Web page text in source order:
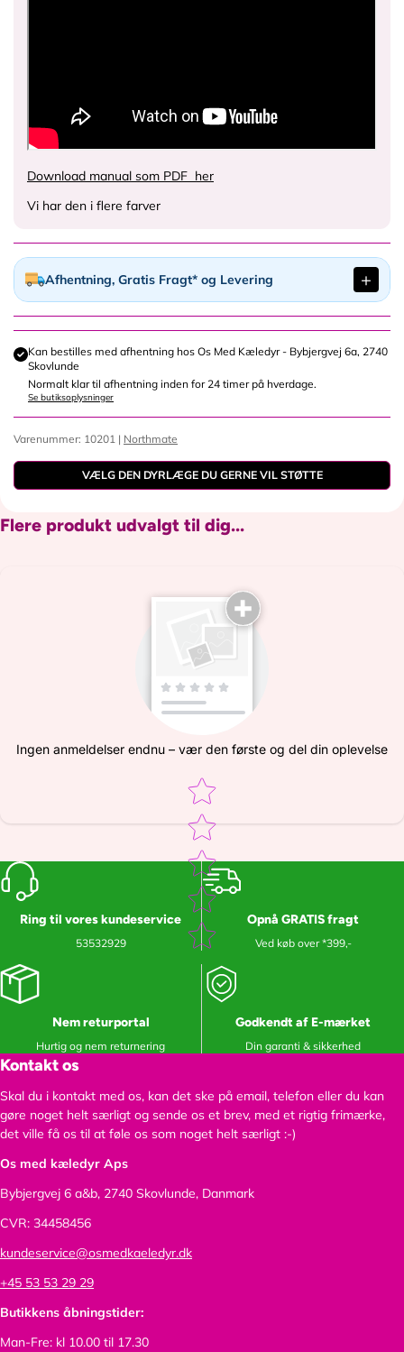
Download manual som PDF her
Vi har den i flere farver
Afhentning, Gratis Fragt* og Levering
Kan bestilles med afhentning hos Os Med Kæledyr - Bybjergvej 6a, 2740
Skovlunde
Normalt klar til afhentning inden for 24 timer på hverdage.
Se butiksoplysninger
Varenummer: 10201 | Northmate
VÆLG DEN DYRLÆGE DU GERNE VIL STØTTE
Flere produkt udvalgt til dig...
Ingen anmeldelser endnu – vær den første og del din oplevelse
Star rating
Ring til vores kundeservice
53532929
Opnå GRATIS fragt
Ved køb over *399,-
Nem returportal
Hurtig og nem returnering
Godkendt af E-mærket
Din garanti & sikkerhed
Kontakt os
Skal du i kontakt med os, kan det ske på email, telefon eller du kan
gøre noget helt særligt og sende os et brev, med et rigtig frimærke,
det ville få os til at føle os som noget helt særligt :-)
Os med kæledyr Aps
Bybjergvej 6 a&b, 2740 Skovlunde, Danmark
CVR: 34458456
kundeservice@osmedkaeledyr.dk
+45 53 53 29 29
Butikkens åbningstider:
Man-Fre: kl 10.00 til 17.30